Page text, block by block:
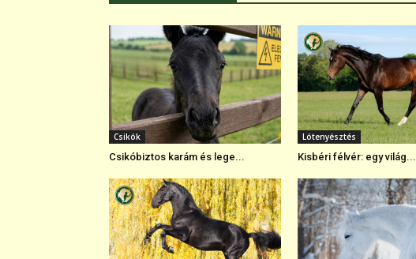
Csikók
Csikóbiztos karám és lege...
Lótenyésztés
Kisbéri félvér: egy világ...